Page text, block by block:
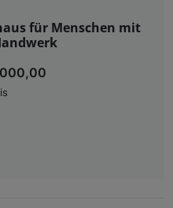
für Menschen mit